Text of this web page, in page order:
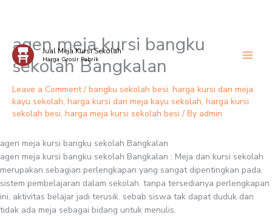
Skip
content
Jual Meja Kursi Sekolah
Harga Grosir Pabrik
agen meja kursi bangku
sekolah Bangkalan
Leave a Comment / bangku sekolah besi, harga kursi dan meja
kayu sekolah, harga kursi dan meja kayu sekolah, harga kursi
sekolah besi, harga meja kursi sekolah besi / By admin
agen meja kursi bangku sekolah Bangkalan
agen meja kursi bangku sekolah Bangkalan : Meja dan kursi sekolah
merupakan sebagian perlengkapan yang sangat dipentingkan pada
sistem pembelajaran dalam sekolah. tanpa tersedianya perlengkapan
ini, aktivitas belajar jadi terusik. sebab siswa tak dapat duduk dan
tidak ada meja sebagai bidang untuk menulis.